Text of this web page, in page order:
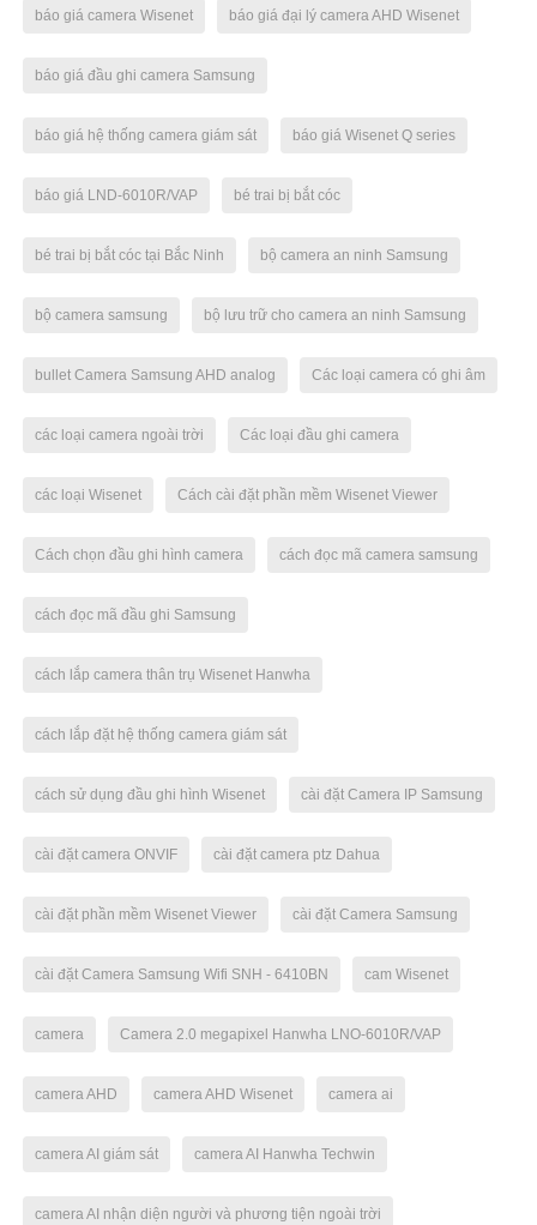
báo giá camera Wisenet báo giá đại lý camera AHD Wisenet
báo giá đầu ghi camera Samsung
báo giá hệ thống camera giám sát báo giá Wisenet Q series
báo giá LND-6010R/VAP bé trai bị bắt cóc
bé trai bị bắt cóc tại Bắc Ninh bộ camera an ninh Samsung
bộ camera samsung bộ lưu trữ cho camera an ninh Samsung
bullet Camera Samsung AHD analog Các loại camera có ghi âm
các loại camera ngoài trời Các loại đầu ghi camera
các loại Wisenet Cách cài đặt phần mềm Wisenet Viewer
Cách chọn đầu ghi hình camera cách đọc mã camera samsung
cách đọc mã đầu ghi Samsung
cách lắp camera thân trụ Wisenet Hanwha
cách lắp đặt hệ thống camera giám sát
cách sử dụng đầu ghi hình Wisenet cài đặt Camera IP Samsung
cài đặt camera ONVIF cài đặt camera ptz Dahua
cài đặt phần mềm Wisenet Viewer cài đặt Camera Samsung
cài đặt Camera Samsung Wifi SNH - 6410BN cam Wisenet
camera Camera 2.0 megapixel Hanwha LNO-6010R/VAP
camera AHD camera AHD Wisenet camera ai
camera AI giám sát camera AI Hanwha Techwin
camera AI nhận diện người và phương tiện ngoài trời